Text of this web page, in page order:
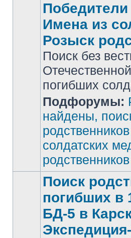
непрочитанных
сообщений
Имена из
Розыск
Поиск без
погибших
Подфорумы:
найдены,
солдатских
родственников
Поиск
погибших в
БД-5 в